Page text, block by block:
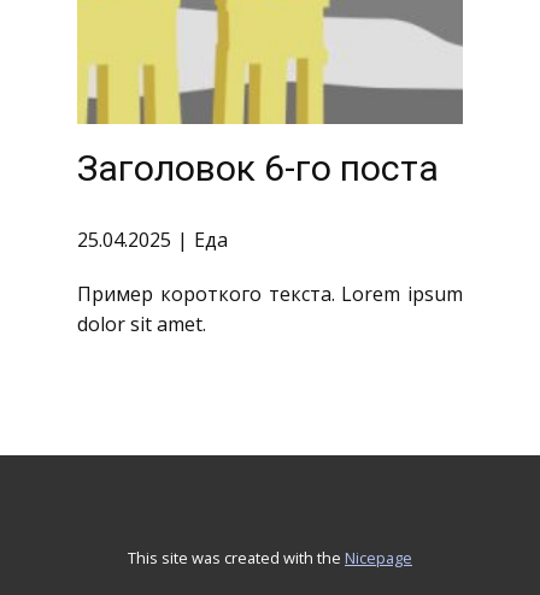
Заголовок 6-го поста
25.04.2025 Еда
Пример короткого текста. Lorem ipsum
dolor sit amet.
This site was created with the Nicepage